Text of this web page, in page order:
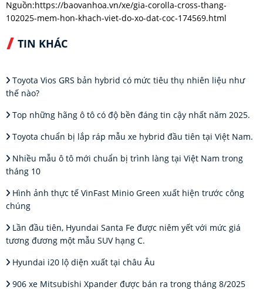
Nguồn:https://baovanhoa.vn/xe/gia-corolla-cross-thang-
102025-mem-hon-khach-viet-do-xo-dat-coc-174569.html
TIN KHÁC
Toyota Vios GRS bản hybrid có mức tiêu thụ nhiên liệu như
thế nào?
Top những hãng ô tô có độ bền đáng tin cậy nhất năm 2025.
Toyota chuẩn bị lắp ráp mẫu xe hybrid đầu tiên tại Việt Nam.
Nhiều mẫu ô tô mới chuẩn bị trình làng tại Việt Nam trong
tháng 10
Hình ảnh thực tế VinFast Minio Green xuất hiện trước công
chúng
Lần đầu tiên, Hyundai Santa Fe được niêm yết với mức giá
tương đương một mẫu SUV hạng C.
Hyundai i20 lộ diện xuất tại châu Âu
906 xe Mitsubishi Xpander được bán ra trong tháng 8/2025